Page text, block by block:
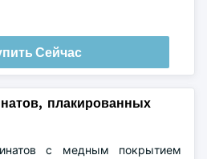
Сейчас
плакированных
с медным покрытием